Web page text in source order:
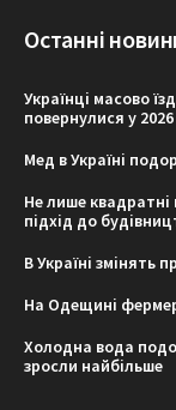
Останні
Українці масово
повернулися у 2026
Мед в Україні
Не лише квадратні
підхід до
В Україні змінять
На Одещині
Холодна вода
зросли найбільше